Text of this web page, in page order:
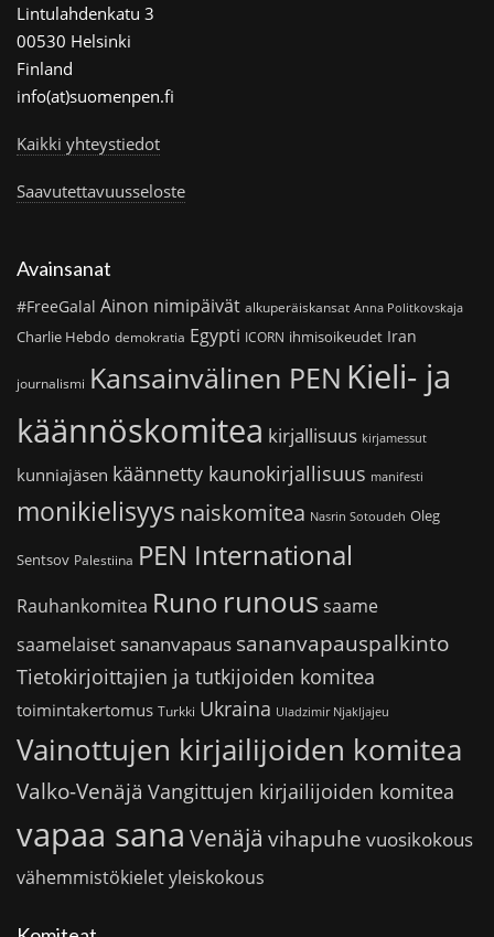
Lintulahdenkatu 3
00530 Helsinki
Finland
info(at)suomenpen.fi
Kaikki yhteystiedot
Saavutettavuusseloste
Avainsanat
#FreeGalal Ainon nimipäivät alkuperäiskansat Anna Politkovskaja
Charlie Hebdo demokratia Egypti ICORN ihmisoikeudet Iran
journalismi Kansainvälinen PEN Kieli- ja
käännöskomitea kirjallisuus kirjamessut
kunniajäsen käännetty kaunokirjallisuus manifesti
monikielisyys naiskomitea Nasrin Sotoudeh Oleg
Sentsov Palestiina PEN International
Rauhankomitea Runo runoussaame
saamelaiset sananvapaus sananvapauspalkinto
Tietokirjoittajien ja tutkijoiden komitea
toimintakertomus Turkki Ukraina Uladzimir Njakljajeu
Vainottujen kirjailijoiden komitea
Valko-Venäjä Vangittujen kirjailijoiden komitea
vapaa sana Venäjä vihapuhe vuosikokous
vähemmistökieletyleiskokous